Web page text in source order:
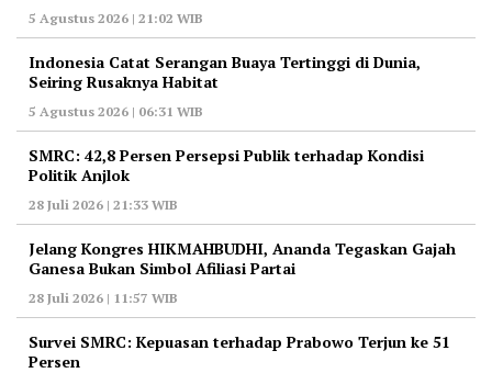
5 Agustus 2026 | 21:02 WIB
Indonesia Catat Serangan Buaya Tertinggi di Dunia,
Seiring Rusaknya Habitat
5 Agustus 2026 | 06:31 WIB
‎SMRC: 42,8 Persen Persepsi Publik terhadap Kondisi
Politik Anjlok
28 Juli 2026 | 21:33 WIB
‎Jelang Kongres HIKMAHBUDHI, Ananda Tegaskan Gajah
Ganesa Bukan Simbol Afiliasi Partai
28 Juli 2026 | 11:57 WIB
‎Survei SMRC: Kepuasan terhadap Prabowo Terjun ke 51
Persen